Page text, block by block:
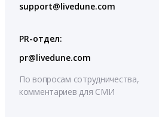
support@livedune.com
PR-отдел:
pr@livedune.com
По вопросам сотрудничества,
комментариев для СМИ